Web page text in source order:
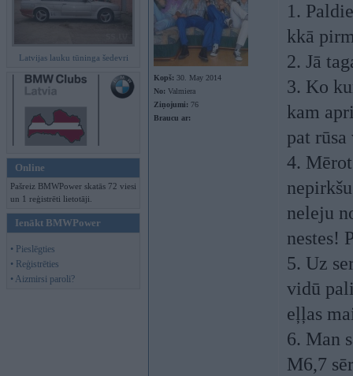
Latvijas lauku tūninga šedevri
Online
Pašreiz BMWPower skatās 72 viesi
un 1 reģistrēti lietotāji.
Ienākt BMWPower
• Pieslēgties
• Reģistrēties
• Aizmirsi paroli?
Kopš: 30. May 2014
No: Valmiera
Ziņojumi: 76
Braucu ar:
1.
kkā
2. Jā
3. Ko
kam
pat
4.
neleju
nestes!
5. Uz
vidū
eļļas
6. Man
M6,7